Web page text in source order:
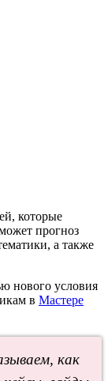
которые
прогноз
а также
нового условия
в Мастере
как